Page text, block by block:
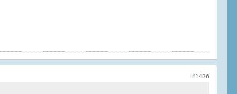
#1436